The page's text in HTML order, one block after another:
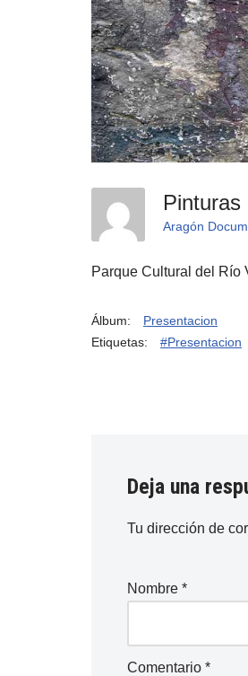
Aragón
Parque Cultural del Río
Álbum:
Presentacion
Etiquetas:
#Presentacion
Deja una
Tu dirección de
Nombre *
Comentario *